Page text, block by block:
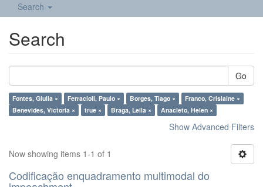
Search
Search
Go
Fontes, Giulia × Ferracioli, Paulo × Borges, Tiago ×
Franco, Crislaine ×
Benevides, Victoria ×
true × Braga, Leila × Anacleto, Helen ×
Show Advanced Filters
Now showing items 1-1 of 1
Codificação enquadramento multimodal do